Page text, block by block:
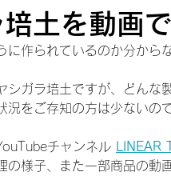
土を動画
に作られているのか分から
シガラ培土ですが、どんな
況をご存知の方は少ないの
チャンネル
LINEAR
の様子、また一部商品の動